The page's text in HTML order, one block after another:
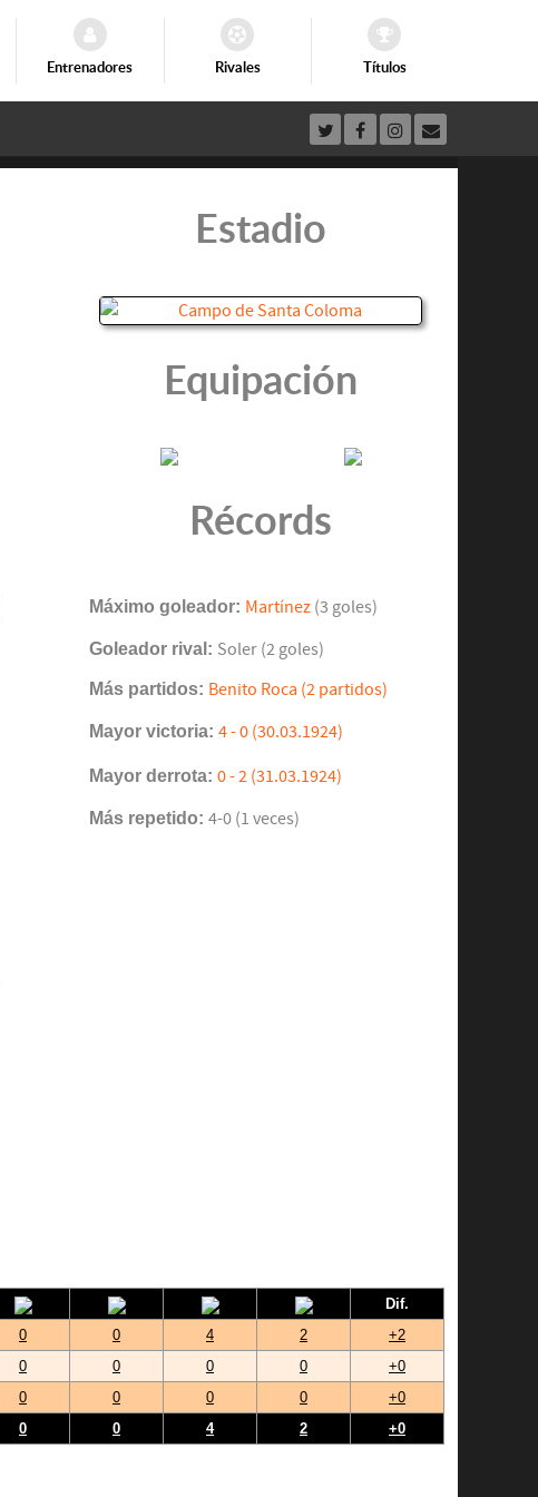
Entrenadores Rivales Títulos
Estadio
Equipación
Récords
Máximo goleador: Martínez (3 goles)
Goleador rival: Soler (2 goles)
Más partidos: Benito Roca (2 partidos)
Mayor victoria: 4 - 0 (30.03.1924)
Mayor derrota: 0 - 2 (31.03.1924)
Más repetido: 4-0 (1 veces)
Dif.
0 0 4 2
+2
0 0 0 0
+0
0 0 0 0
+0
0 0 4 2 +0